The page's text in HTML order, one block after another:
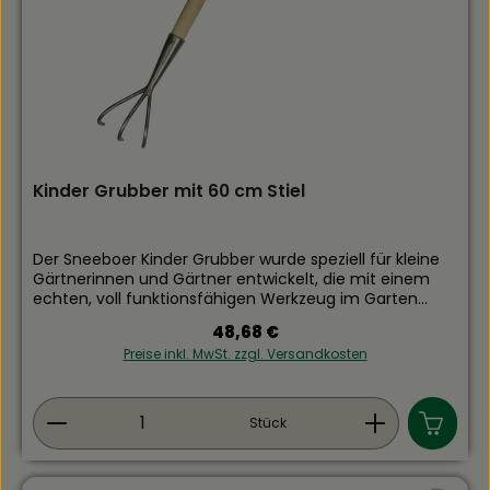
Kinder Grubber mit 60 cm Stiel
Der Sneeboer Kinder Grubber wurde speziell für kleine
Gärtnerinnen und Gärtner entwickelt, die mit einem
echten, voll funktionsfähigen Werkzeug im Garten
Edelstahlkopf in Grubber‑Form lockert die Erde
zuverlässig, während der kindgerechte Eschenholz-Stiel
Arbeitshaltung sorgt.Viele Kinder finden Freude daran
im Garten zu helfen. Mit den Kindergeräten von
Sneeboer lernen Kinder im Handumdrehen die Anfänge
des Gärtners und Qualitätswerkzeuge, die die Arbeit
erleichtern, zu schätzen.Bitte beachten Sie dass es
Regulärer Preis:
48,68 €
Preise inkl. MwSt. zzgl. Versandkosten
Produkt Anzahl: Gib den gewünschten Wert
Stück